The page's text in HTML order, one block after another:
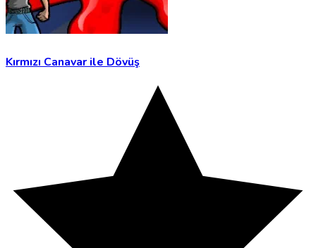
Kırmızı Canavar ile Dövüş